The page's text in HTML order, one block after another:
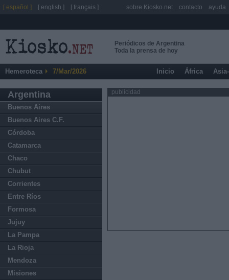
Periódicos de Argentina
Toda la prensa de hoy
Hemeroteca 7/Mar/2026 Inicio África
Argentina
Buenos Aires
Buenos Aires C.F.
Córdoba
Catamarca
Chaco
Chubut
Corrientes
Entre Ríos
Formosa
Jujuy
La Pampa
La Rioja
Mendoza
Misiones
publicidad
[ español ] [ english ] [ français ] sobre Kiosko.net contacto ayuda